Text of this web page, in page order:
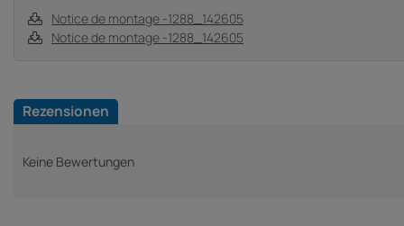
Notice de montage -1288_142605
Notice de montage -1288_142605
Rezensionen
Keine Bewertungen